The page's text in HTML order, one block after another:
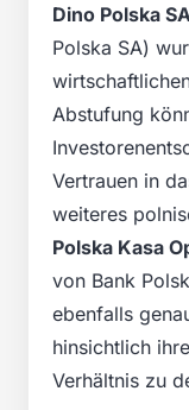
Dino Polska SA
Polska SA)
Abstufung
Vertrauen in
weiteres
Polska Kasa
von Bank
ebenfalls
hinsichtlich
Verhältnis zu